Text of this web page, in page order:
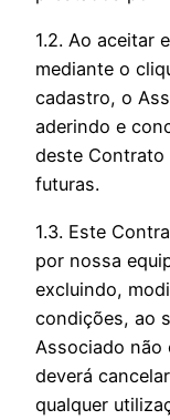
1.2. Ao aceitar
mediante o
cadastro, o
aderindo e
deste Contrato
futuras.
1.3. Este
por nossa
excluindo,
condições, ao
Associado não
deverá
qualquer